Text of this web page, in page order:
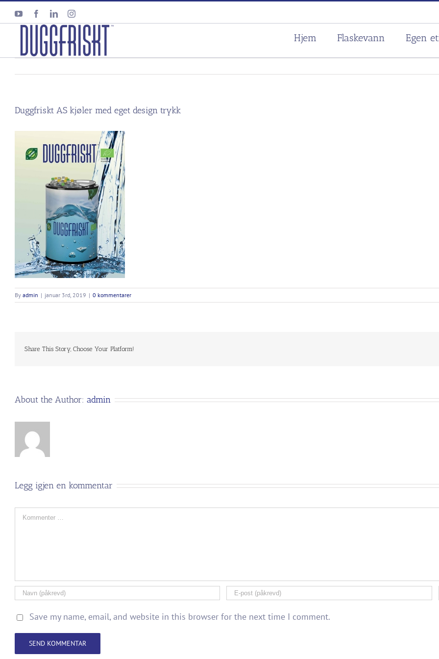
YouTubeFacebookLinkedInInstagram
Hjem Flaskevann Egen
Duggfriskt AS kjøler med eget design trykk
By admin | januar 3rd, 2019 | 0 kommentarer
Share This Story, Choose Your Platform!
About the Author: admin
Legg igjen en kommentar
Comment
Save my name, email, and website in this browser for the next time I comment.